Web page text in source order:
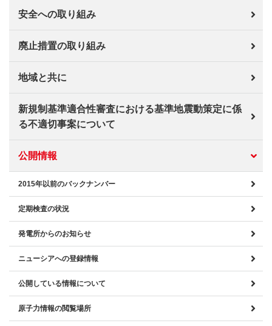
安全への取り組み
廃止措置の取り組み
地域と共に
新規制基準適合性審査における基準地震動策定に係
る不適切事案について
公開情報
2015年以前のバックナンバー
定期検査の状況
発電所からのお知らせ
ニューシアへの登録情報
公開している情報について
原子力情報の閲覧場所